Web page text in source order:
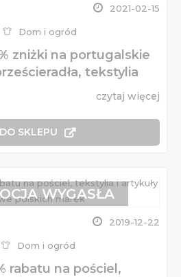
2021-02-15
Dom i ogród
zniżki na portugalskie
tekstylia
czytaj więcej
SKLEPU
2019-12-22
Dom i ogród
rabatu na pościel,
WYGASŁA